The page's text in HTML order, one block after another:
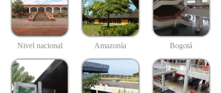
Nivel nacional Amazonía Bogotá